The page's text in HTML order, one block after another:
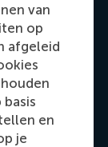
van
op
afgeleid
en
je